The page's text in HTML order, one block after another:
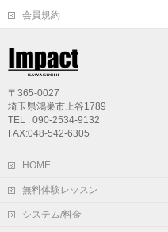
会員規約
〒365-0027
埼玉県鴻巣市上谷1789
TEL : 090-2534-9132
FAX:048-542-6305
HOME
無料体験レッスン
システム/料金